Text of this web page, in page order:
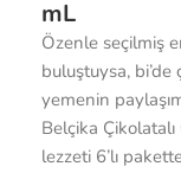
mL
Özenle seçilmiş
buluştuysa,
yemenin
Belçika
lezzeti 6’lı